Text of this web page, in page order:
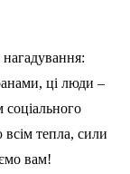
нагадування:
ці люди –
тепла, сили
вам!